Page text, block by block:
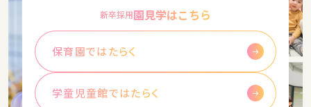
新卒採用園見学はこちら
保育園ではたらく
学童児童館ではたらく